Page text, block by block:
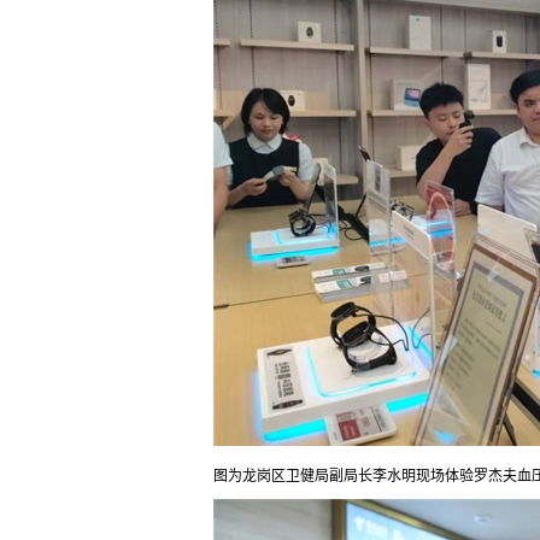
图为龙岗区卫健局副局长李水明现场体验罗杰夫血